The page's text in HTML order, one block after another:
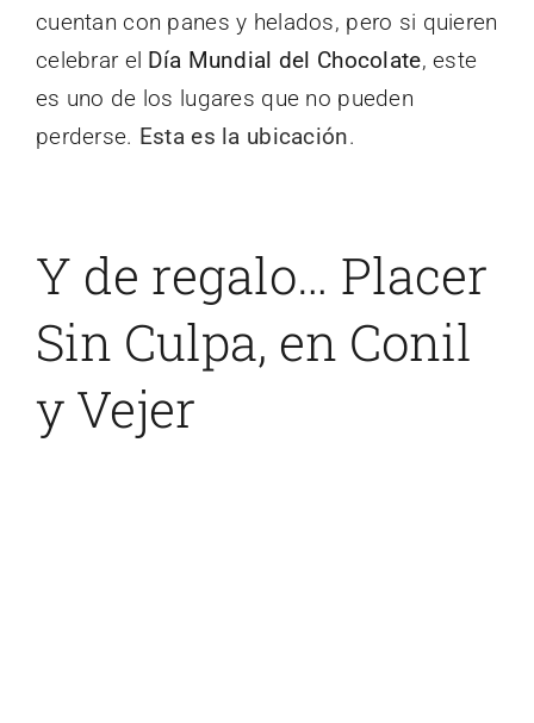
cuentan con panes y helados, pero si quieren
celebrar el Día Mundial del Chocolate, este
es uno de los lugares que no pueden
perderse. Esta es la ubicación.
Y de regalo… Placer
Sin Culpa, en Conil
y Vejer